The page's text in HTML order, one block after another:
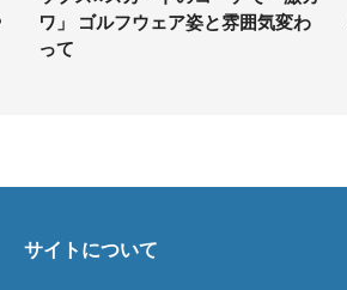
ワ」 ゴルフウェア姿と雰囲気変わ
って
サイトについて